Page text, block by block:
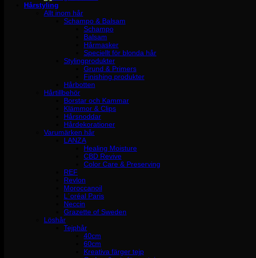
Hårstyling
Allt inom hår
Schampo & Balsam
Schampo
Balsam
Hårmasker
Speciellt för blonda hår
Stylingprodukter
Grund & Primers
Finishing produkter
Hårbotten
Hårtillbehör
Borstar och Kammar
Klämmor & Clips
Hårsnoddar
Hårdekorationer
Varumärken hår
LANZA
Healing Moisture
CBD Revive
Color Care & Preserving
REF
Revlon
Moroccanoil
L´oréal Paris
Neccin
Grazette of Sweden
Löshår
Tejphår
40cm
60cm
Kreativa färger tejp